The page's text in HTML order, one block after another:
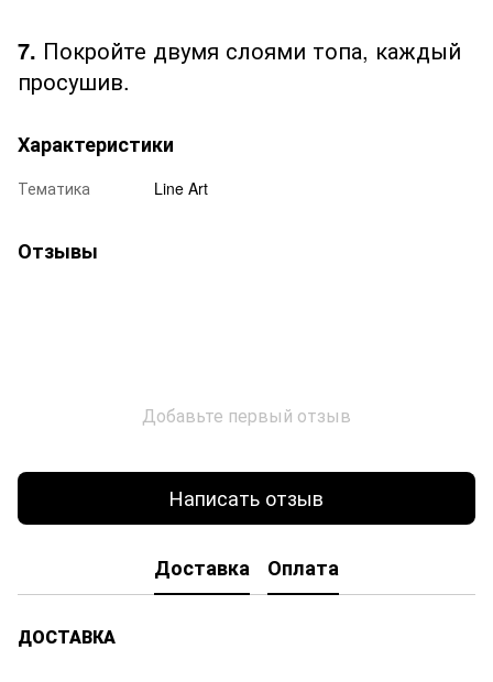
7. Покройте двумя слоями топа, каждый
просушив.
Характеристики
Тематика Line Art
Отзывы
Добавьте первый отзыв
Написать отзыв
Доставка Оплата
ДОСТАВКА